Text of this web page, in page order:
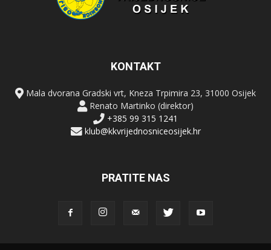
KONTAKT
Mala dvorana Gradski vrt, Kneza Trpimira 23, 31000 Osijek
Renato Martinko (direktor)
+385 99 315 1241
klub@kkvrijednosniceosijek.hr
PRATITE NAS